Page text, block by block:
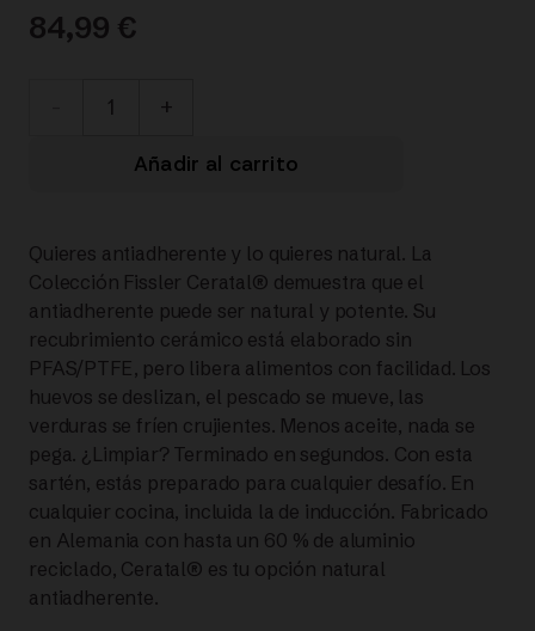
84,99 €
100/0
Ceratal®
Comfort
Evo
Black
SARTÉN
CERÁMICA
Añadir al carrito
Quieres antiadherente y lo quieres natural. La
Colección Fissler Ceratal® demuestra que el
antiadherente puede ser natural y potente. Su
recubrimiento cerámico está elaborado sin
PFAS/PTFE, pero libera alimentos con facilidad. Los
huevos se deslizan, el pescado se mueve, las
verduras se fríen crujientes. Menos aceite, nada se
pega. ¿Limpiar? Terminado en segundos. Con esta
sartén, estás preparado para cualquier desafío. En
cualquier cocina, incluida la de inducción. Fabricado
en Alemania con hasta un 60 % de aluminio
reciclado, Ceratal® es tu opción natural
antiadherente.